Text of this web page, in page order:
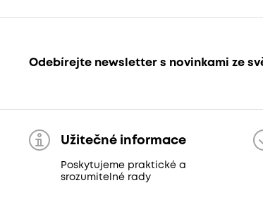
Odebírejte newsletter s novinkami ze
Užitečné informace
Poskytujeme praktické a
srozumitelné rady